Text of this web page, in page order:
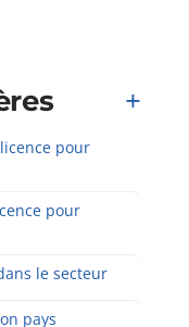
pour
pour
le secteur
pays